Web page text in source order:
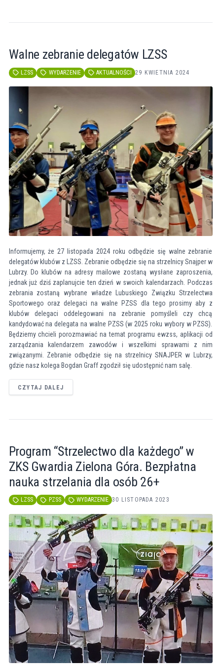
Walne zebranie delegatów LZSS
LZSS WYDARZENIE AKTUALNOŚCI 29 KWIETNIA 2024
Informujemy, że 27 listopada 2024 roku odbędzie się walne zebranie
delegatów klubów z LZSS. Zebranie odbędzie się na strzelnicy Snajper w
Lubrzy. Do klubów na adresy mailowe zostaną wysłane zaproszenia,
jednak już dziś zaplanujcie ten dzień w swoich kalendarzach. Podczas
zebrania zostaną wybrane władze Lubuskiego Związku Strzelectwa
Sportowego oraz delegaci na walne PZSS dla tego prosimy aby z
klubów delegaci oddelegowani na zebranie pomyśleli czy chcą
kandydować na delegata na walne PZSS (w 2025 roku wybory w PZSS).
Będziemy chcieli porozmawiać na temat programu ewzss, aplikacji od
zarządzania kalendarzem zawodów i wszelkimi sprawami z nim
związanymi. Zebranie odbędzie się na strzelnicy SNAJPER w Lubrzy,
gdzie nasz kolega Bogdan Graff zgodził się udostępnić nam salę.
CZYTAJ DALEJ
Program “Strzelectwo dla każdego” w
ZKS Gwardia Zielona Góra. Bezpłatna
nauka strzelania dla osób 26+
LZSS PZSS WYDARZENIE 30 LISTOPADA 2023